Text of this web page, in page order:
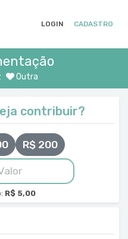
LOGIN CADASTRO
Outra
contribuir?
R$ 200
R$ 5,00